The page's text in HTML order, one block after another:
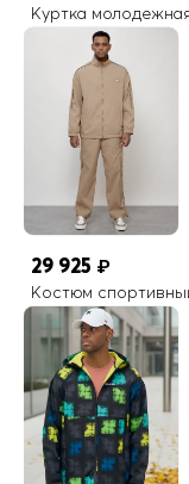
Куртка
29 925 ₽
Костюм